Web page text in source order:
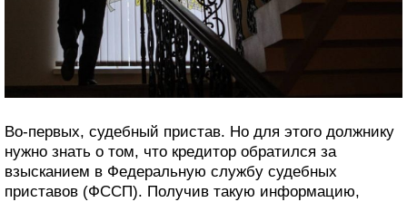
Во-первых, судебный пристав. Но для этого должнику
нужно знать о том, что кредитор обратился за
взысканием в Федеральную службу судебных
приставов (ФССП). Получив такую информацию,